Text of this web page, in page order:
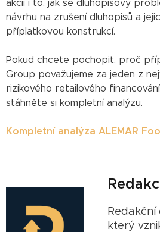
akcií i to, jak se dluhopisový
návrhu na zrušení dluhopisů a
příplatkovou konstrukcí.
Pokud chcete pochopit, proč
Group považujeme za jeden z
rizikového retailového
stáhněte si kompletní analýzu.
Kompletní analýza ALEMAR
Redakční
který